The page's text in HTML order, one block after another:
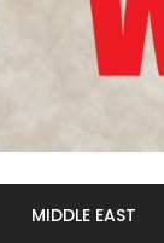
MIDDLE EAST